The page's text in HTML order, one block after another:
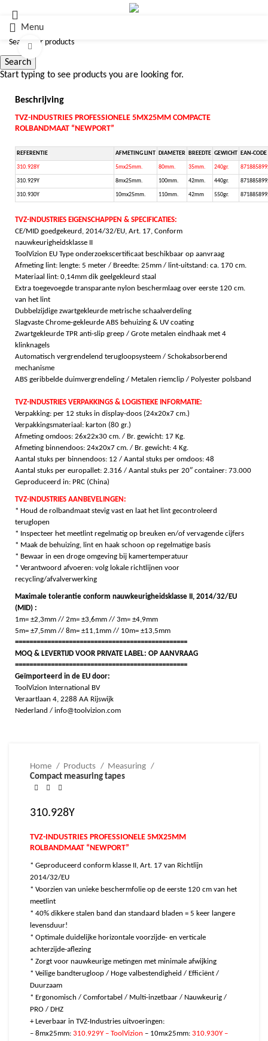
Menu
Click to enlarge
Beschrijving
TVZ-INDUSTRIES PROFESSIONELE 5MX25MM COMPACTE
ROLBANDMAAT “NEWPORT”
REFERENTIE AFMETING LINT DIAMETER BREEDTE GEWICHT EAN-CODE
310.928Y 5mx25mm. 80mm. 35mm. 240gr.
310.929Y 8mx25mm. 100mm. 42mm. 440gr.
310.930Y 10mx25mm. 110mm. 42mm 550gr.
TVZ-INDUSTRIES EIGENSCHAPPEN & SPECIFICATIES:
CE/MID goedgekeurd, 2014/32/EU, Art. 17, Conform
nauwkeurigheidsklasse II
ToolVizion EU Type onderzoekscertificaat beschikbaar op aanvraag
Afmeting lint: lengte: 5 meter / Breedte: 25mm / lint-uitstand: ca. 170 cm.
Materiaal lint: 0,14mm dik geelgekleurd staal
Extra toegevoegde transparante nylon beschermlaag over eerste 120 cm.
van het lint
Dubbelzijdige zwartgekleurde metrische schaalverdeling
Slagvaste Chrome-gekleurde ABS behuizing & UV coating
Zwartgekleurde TPR anti-slip greep / Grote metalen eindhaak met 4
klinknagels
Automatisch vergrendelend terugloopsysteem / Schokabsorberend
mechanisme
ABS geribbelde duimvergrendeling / Metalen riemclip / Polyester polsband
TVZ-INDUSTRIES VERPAKKINGS & LOGISTIEKE INFORMATIE:
Verpakking: per 12 stuks in display-doos (24x20x7 cm.)
Verpakkingsmateriaal: karton (80 gr.)
Afmeting omdoos: 26x22x30 cm. / Br. gewicht: 17 Kg.
Afmeting binnendoos: 24x20x7 cm. / Br. gewicht: 4 Kg.
Aantal stuks per binnendoos: 12 / Aantal stuks per omdoos: 48
Aantal stuks per europallet: 2.316 / Aantal stuks per 20″ container: 73.000
Geproduceerd in: PRC (China)
TVZ-INDUSTRIES AANBEVELINGEN:
* Houd de rolbandmaat stevig vast en laat het lint gecontroleerd
teruglopen
* Inspecteer het meetlint regelmatig op breuken en/of vervagende cijfers
* Maak de behuizing, lint en haak schoon op regelmatige basis
* Bewaar in een droge omgeving bij kamertemperatuur
* Verantwoord afvoeren: volg lokale richtlijnen voor
recycling/afvalverwerking
Maximale tolerantie conform nauwkeurigheidsklasse II, 2014/32/EU
(MID) :
1m= ±2,3mm // 2m= ±3,6mm // 3m= ±4,9mm
5m= ±7,5mm // 8m= ±11,1mm // 10m= ±13,5mm
================================================
MOQ & LEVERTIJD VOOR PRIVATE LABEL: OP AANVRAAG
================================================
Geïmporteerd in de EU door:
ToolVizion International BV
Veraartlaan 4, 2288 AA Rijswijk
Nederland / info@toolvizion.com
Home Products
Measuring
Compact measuring tapes
310.928Y
TVZ-INDUSTRIES PROFESSIONELE 5MX25MM
ROLBANDMAAT “NEWPORT”
* Geproduceerd conform klasse II, Art. 17 van Richtlijn
2014/32/EU
* Voorzien van unieke beschermfolie op de eerste 120 cm van het
meetlint
* 40% dikkere stalen band dan standaard bladen = 5 keer langere
levensduur!
* Optimale duidelijke horizontale voorzijde- en verticale
achterzijde-aflezing
* Zorgt voor nauwkeurige metingen met minimale afwijking
* Veilige bandterugloop / Hoge valbestendigheid / Efficiënt /
Duurzaam
* Ergonomisch / Comfortabel / Multi-inzetbaar / Nauwkeurig /
PRO / DHZ
+ Leverbaar in TVZ-Industries uitvoeringen:
– 8mx25mm: 310.929Y – ToolVizion – 10mx25mm: 310.930Y –
Search
Start typing to see products you are looking for.